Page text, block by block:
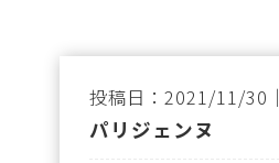
投稿日：2021/11/30｜
パリジェンヌ